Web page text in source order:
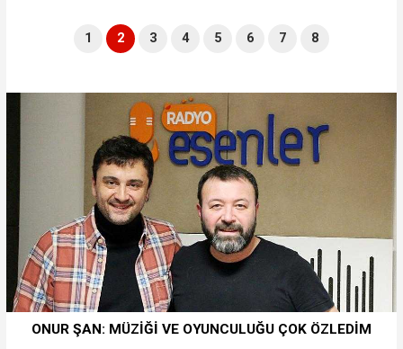
1 2 3 4 5 6 7 8
ONUR ŞAN: MÜZİĞİ VE OYUNCULUĞU ÇOK ÖZLEDİM